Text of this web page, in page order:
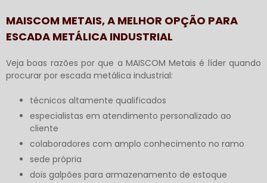
MAISCOM METAIS, A MELHOR OPÇÃO PARA
ESCADA METÁLICA INDUSTRIAL
Veja boas razões por que a MAISCOM Metais é líder quando
procurar por escada metálica industrial:
técnicos altamente qualificados
especialistas em atendimento personalizado ao
cliente
colaboradores com amplo conhecimento no ramo
sede própria
dois galpões para armazenamento de estoque